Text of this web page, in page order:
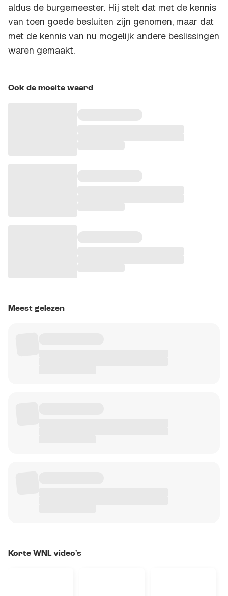
aldus de burgemeester. Hij stelt dat met de kennis
van toen goede besluiten zijn genomen, maar dat
met de kennis van nu mogelijk andere beslissingen
waren gemaakt.
Ook de moeite waard
Meest gelezen
Korte WNL video's